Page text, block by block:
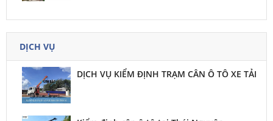
DỊCH VỤ
DỊCH VỤ KIỂM ĐỊNH TRẠM CÂN Ô TÔ XE TẢI